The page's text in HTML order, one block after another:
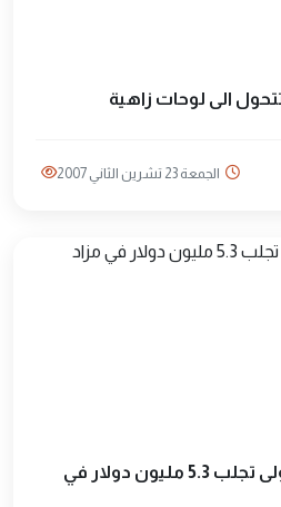
الى لوحات زاهية
الجمعة 23 تشرين الثاني 2007
لوحة للملكة اليزابيث الأولى تجلب 5.3 مليون دولار في